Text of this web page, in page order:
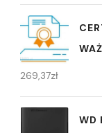
269,37zł
WD